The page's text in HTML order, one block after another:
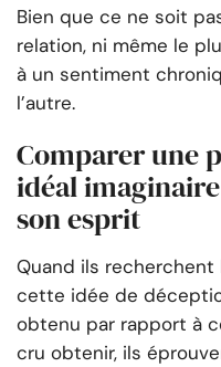
Bien que ce ne soit
relation, ni même le
à un sentiment
l’autre.
Comparer une
idéal
son esprit
Quand ils
cette idée de
obtenu par rapport à
cru obtenir, ils